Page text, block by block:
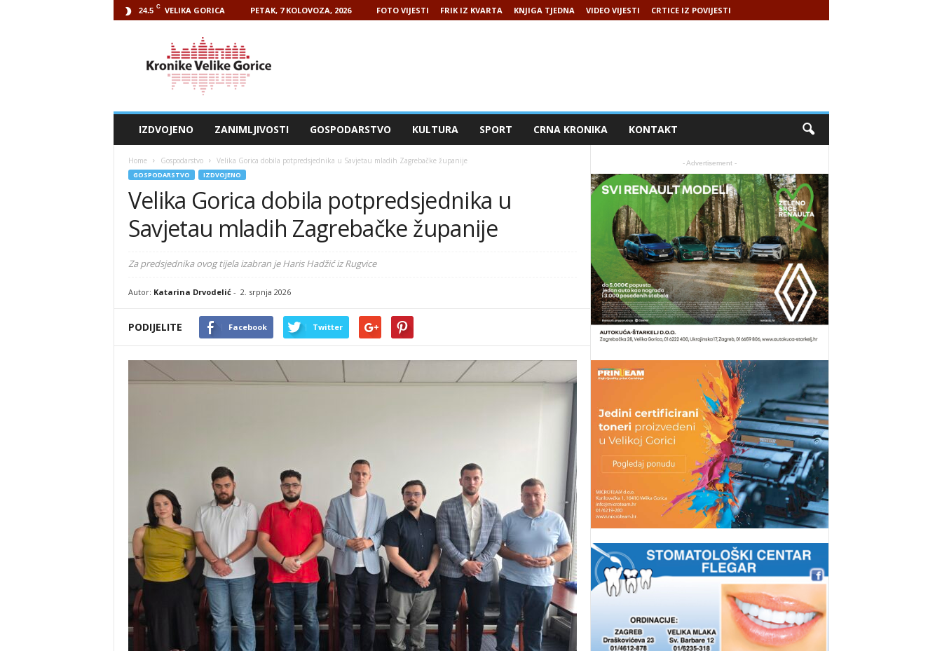
24.5 C VELIKA GORICA PETAK, 7 KOLOVOZA, 2026 FOTO VIJESTI FRIK IZ KVARTA KNJIGA TJEDNA VIDEO VIJESTI CRTICE IZ POVIJESTI
IZDVOJENO ZANIMLJIVOSTI GOSPODARSTVO KULTURA SPORT CRNA KRONIKA KONTAKT
Home Gospodarstvo Velika Gorica dobila potpredsjednika u Savjetau mladih Zagrebačke županije
GOSPODARSTVO IZDVOJENO
Velika Gorica dobila potpredsjednika u
Savjetau mladih Zagrebačke županije
Za predsjednika ovog tijela izabran je Haris Hadžić iz Rugvice
Autor: Katarina Drvodelić- 2. srpnja 2026
PODIJELITE Facebook Twitter
- Advertisement -